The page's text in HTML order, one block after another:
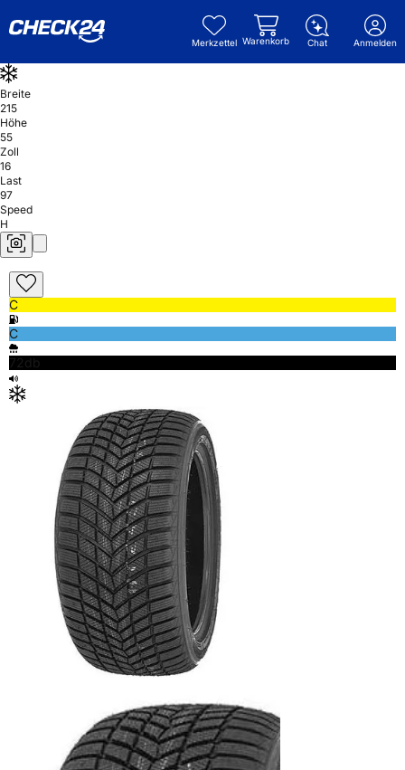
Merkzettel Warenkorb Chat Anmelden
Breite
215
Höhe
55
Zoll
16
Last
97
Speed
H
C
C
72db